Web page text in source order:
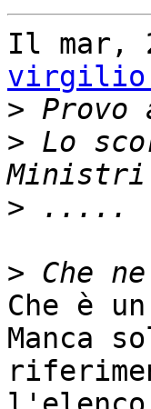
Il mar,
>
> Lo
>
>
Che è
Manca